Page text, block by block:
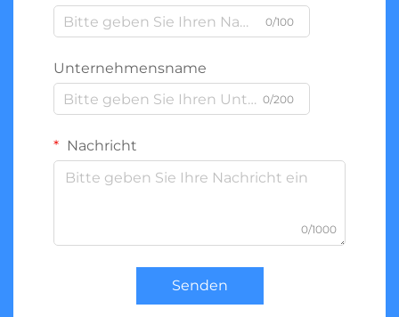
0/100
Unternehmensname
0/200
Nachricht
0/1000
Senden